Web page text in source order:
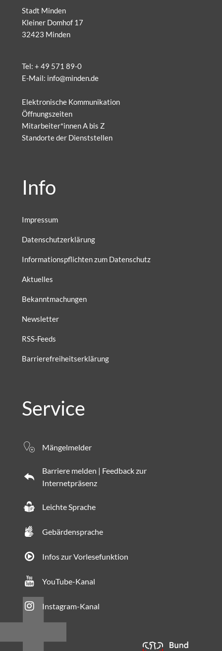
Stadt Minden
Kleiner Domhof 17
32423 Minden
Tel: + 49 571 89-0
E-Mail: info@minden.de
Elektronische Kommunikation
Öffnungszeiten
Mitarbeiter*innen A bis Z
Standorte der Dienststellen
Info
Impressum
Datenschutzerklärung
Informationspflichten zum Datenschutz
Aktuelles
Bekanntmachungen
Newsletter
RSS-Feeds
Barrierefreiheitserklärung
Service
Mängelmelder
Barriere melden | Feedback zur
Internetpräsenz
Leichte Sprache
Gebärdensprache
Infos zur Vorlesefunktion
YouTube-Kanal
Instagram-Kanal